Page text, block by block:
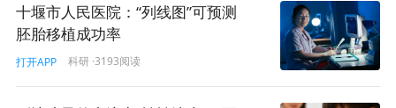
十堰市人民医院：“列线图”可预测
胚胎移植成功率
打开APP 科研 ·3193阅读